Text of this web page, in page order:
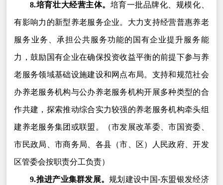
8.培育壮大经营主体。 培育一批品牌化、规模化、
有影响力的新型养老服务企业。大力支持经营普惠养老
服务业务、承担公共服务功能的国有企业提升服务能
力，鼓励国有企业在确保投资收益平衡的前提下参与养
老服务领域基础设施建设和网点布局。支持和规范社会
办养老服务机构与公办养老服务机构开展多种类型的合
作共建，探索推动综合实力较强的养老服务机构牵头组
建养老服务集团或联盟。（市发展改革委、市国资委、
市民政局、市商务局、各县（市、区）人民政府、开发
区管委会按职责分工负责）
9.推进产业集群发展。规划建设中国-东盟银发经济